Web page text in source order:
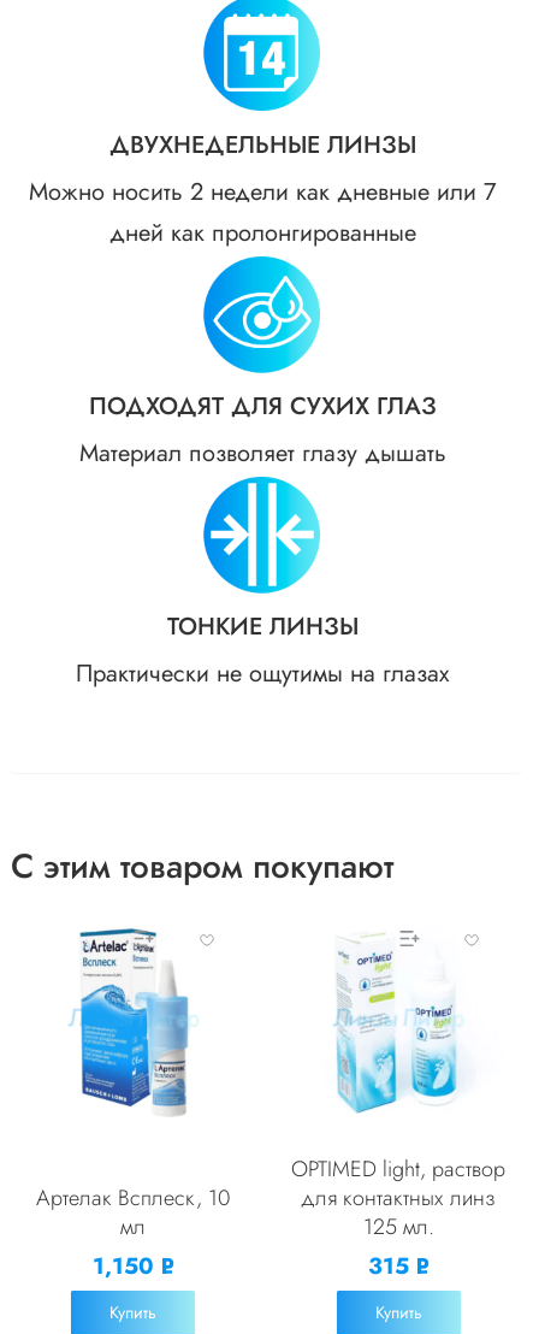
ДВУХНЕДЕЛЬНЫЕ ЛИНЗЫ
Можно носить 2 недели как дневные или 7
дней как пролонгированные
ПОДХОДЯТ ДЛЯ СУХИХ ГЛАЗ
Материал позволяет глазу дышать
ТОНКИЕ ЛИНЗЫ
Практически не ощутимы на глазах
С этим товаром покупают
Артелак Всплеск, 10
мл
1,150 Р
УБ.
Купить
OPTIMED light, раствор
для контактных линз
125 мл.
315 Р
УБ.
Купить